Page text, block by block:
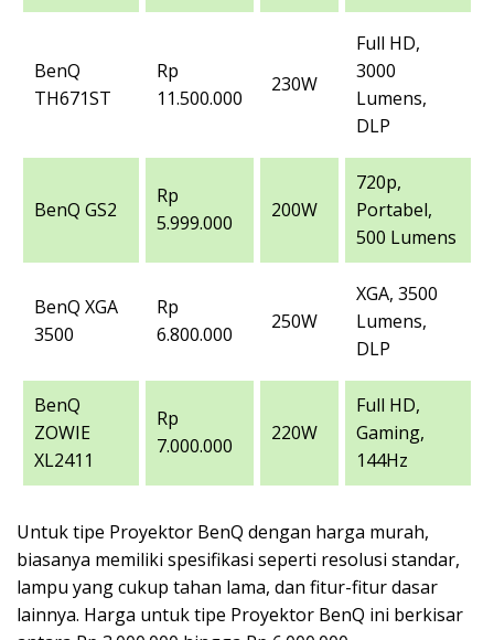
BenQ
TH671ST
Rp
11.500.000
230W
Full HD,
3000
Lumens,
DLP
BenQ GS2
Rp
5.999.000
200W
720p,
Portabel,
500 Lumens
BenQ XGA
3500
Rp
6.800.000
250W
XGA, 3500
Lumens,
DLP
BenQ
ZOWIE
XL2411
Rp
7.000.000
220W
Full HD,
Gaming,
144Hz
Untuk tipe Proyektor BenQ dengan harga murah,
biasanya memiliki spesifikasi seperti resolusi standar,
lampu yang cukup tahan lama, dan fitur-fitur dasar
lainnya. Harga untuk tipe Proyektor BenQ ini berkisar